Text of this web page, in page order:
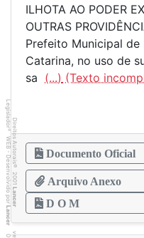
ILHOTA AO PODER
OUTRAS
Prefeito Municipal de
Catarina, no uso de
sa (...)
Documento Oficial
Arquivo Anexo
D O M
Direitos Autorais
©
2001
Lancer
Legislador
®
WEB - Desenvolvido por
Lancer